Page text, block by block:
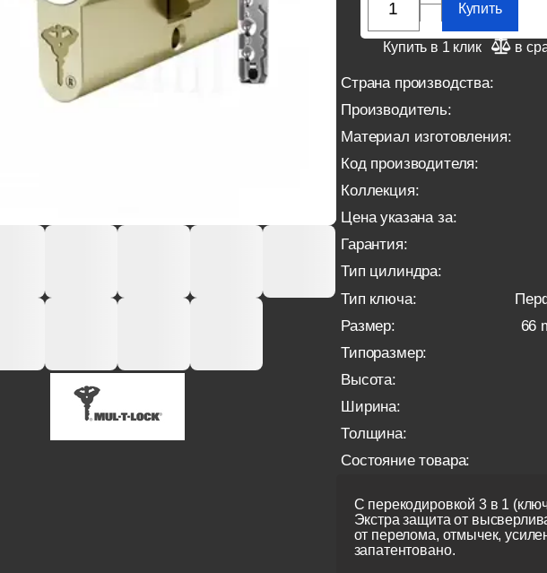
Купить
Купить в 1 клик в
Страна производства:
Производитель:
Материал изготовления:
Код производителя:
Коллекция:
Цена указана за:
Гарантия:
Тип цилиндра:
Тип ключа:
Размер:
66
Типоразмер:
Высота:
Ширина:
Толщина:
Состояние товара:
С перекодировкой 3 в 1
Экстра защита от
от перелома, отмычек,
запатентовано.